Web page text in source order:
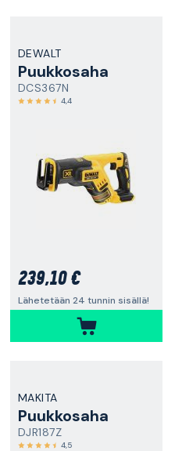
DEWALT
Puukkosaha
DCS367N
4,4
239,10 €
Lähetetään 24 tunnin sisällä!
MAKITA
Puukkosaha
DJR187Z
4,5